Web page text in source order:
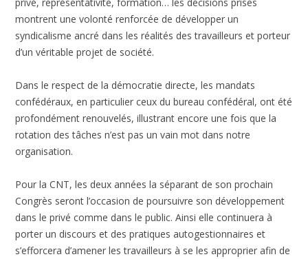
montrent une volonté renforcée de développer un
syndicalisme ancré dans les réalités des travailleurs et porteur
d’un véritable projet de société.
Dans le respect de la démocratie directe, les mandats
confédéraux, en particulier ceux du bureau confédéral, ont été
profondément renouvelés, illustrant encore une fois que la
rotation des tâches n’est pas un vain mot dans notre
organisation.
Pour la CNT, les deux années la séparant de son prochain
Congrès seront l’occasion de poursuivre son développement
dans le privé comme dans le public. Ainsi elle continuera à
porter un discours et des pratiques autogestionnaires et
s’efforcera d’amener les travailleurs à se les approprier afin de